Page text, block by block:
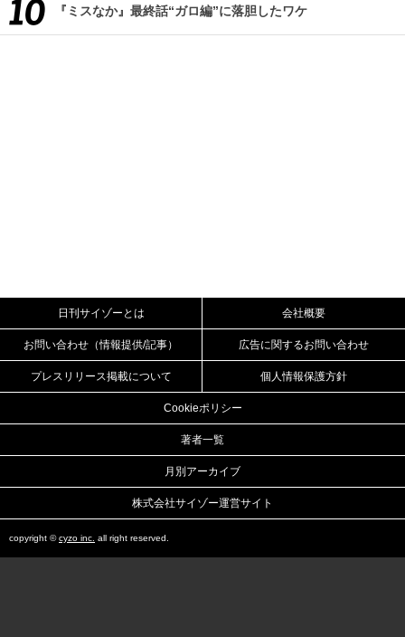
『ミスなか』最終話“ガロ編”に落胆したワケ
日刊サイゾーとは 会社概要
お問い合わせ（情報提供/記事） 広告に関するお問い合わせ
プレスリリース掲載について 個人情報保護方針
Cookieポリシー
著者一覧
月別アーカイブ
株式会社サイゾー運営サイト
copyright ©cyzo inc. all right reserved.